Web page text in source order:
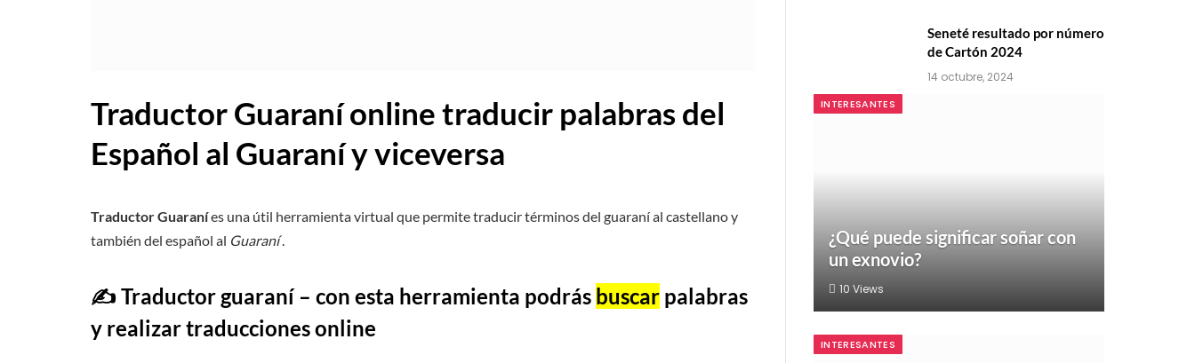
Traductor Guaraní online traducir palabras del
Español al Guaraní y viceversa
Traductor Guaraníes una útil herramienta virtual que permite traducir términos del guaraní al castellano y
también del español al Guaraní.
✍️ Traductor guaraní – con esta herramienta podrás buscar palabras
y realizar traducciones online
Seneté resultado por número
de Cartón 2024
14 octubre, 2024
INTERESANTES
¿Qué puede significar soñar con
un exnovio?
10 Views
INTERESANTES